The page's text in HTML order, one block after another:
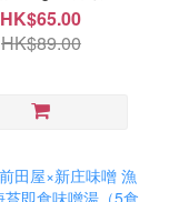
HK$65.00
HK$89.00